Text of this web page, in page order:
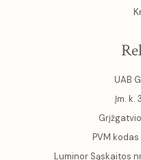
UAB
Įm.
PVM
Luminor Sąskaitos